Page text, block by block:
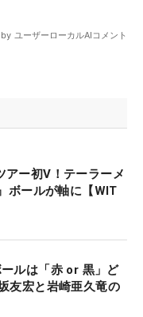
アー初V！テーラーメ
ボールが軸に【WIT
ルは「赤 or 黒」ど
友宏と岩崎亜久竜の